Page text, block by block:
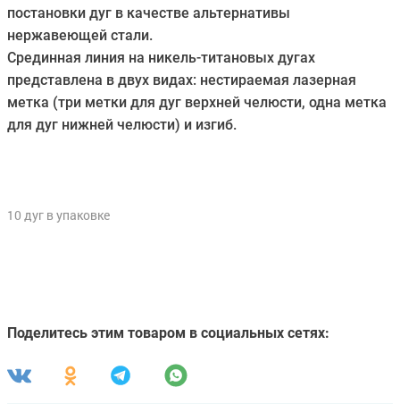
постановки дуг в качестве альтернативы
нержавеющей стали.
Срединная линия на никель-титановых дугах
представлена в двух видах: нестираемая лазерная
метка (три метки для дуг верхней челюсти, одна метка
для дуг нижней челюсти) и изгиб.
10 дуг в упаковке
Поделитесь этим товаром в социальных сетях: